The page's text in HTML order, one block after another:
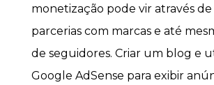
monetização pode vir através
parcerias com marcas e até
de seguidores. Criar um blog e
Google AdSense para exibir